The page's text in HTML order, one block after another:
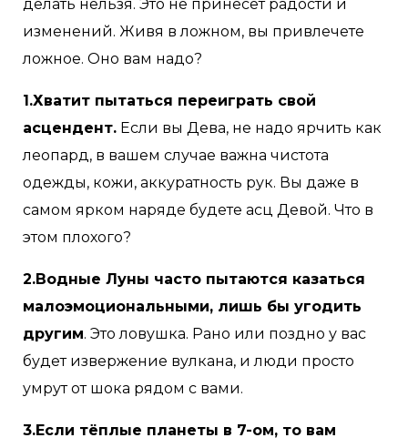
делать нельзя. Это не принесёт радости и
изменений. Живя в ложном, вы привлечете
ложное. Оно вам надо?
1.Хватит пытаться переиграть свой
асцендент. Если вы Дева, не надо ярчить как
леопард, в вашем случае важна чистота
одежды, кожи, аккуратность рук. Вы даже в
самом ярком наряде будете асц Девой. Что в
этом плохого?
2.Водные Луны часто пытаются казаться
малоэмоциональными, лишь бы угодить
другим. Это ловушка. Рано или поздно у вас
будет извержение вулкана, и люди просто
умрут от шока рядом с вами.
3.Если тёплые планеты в 7-ом, то вам